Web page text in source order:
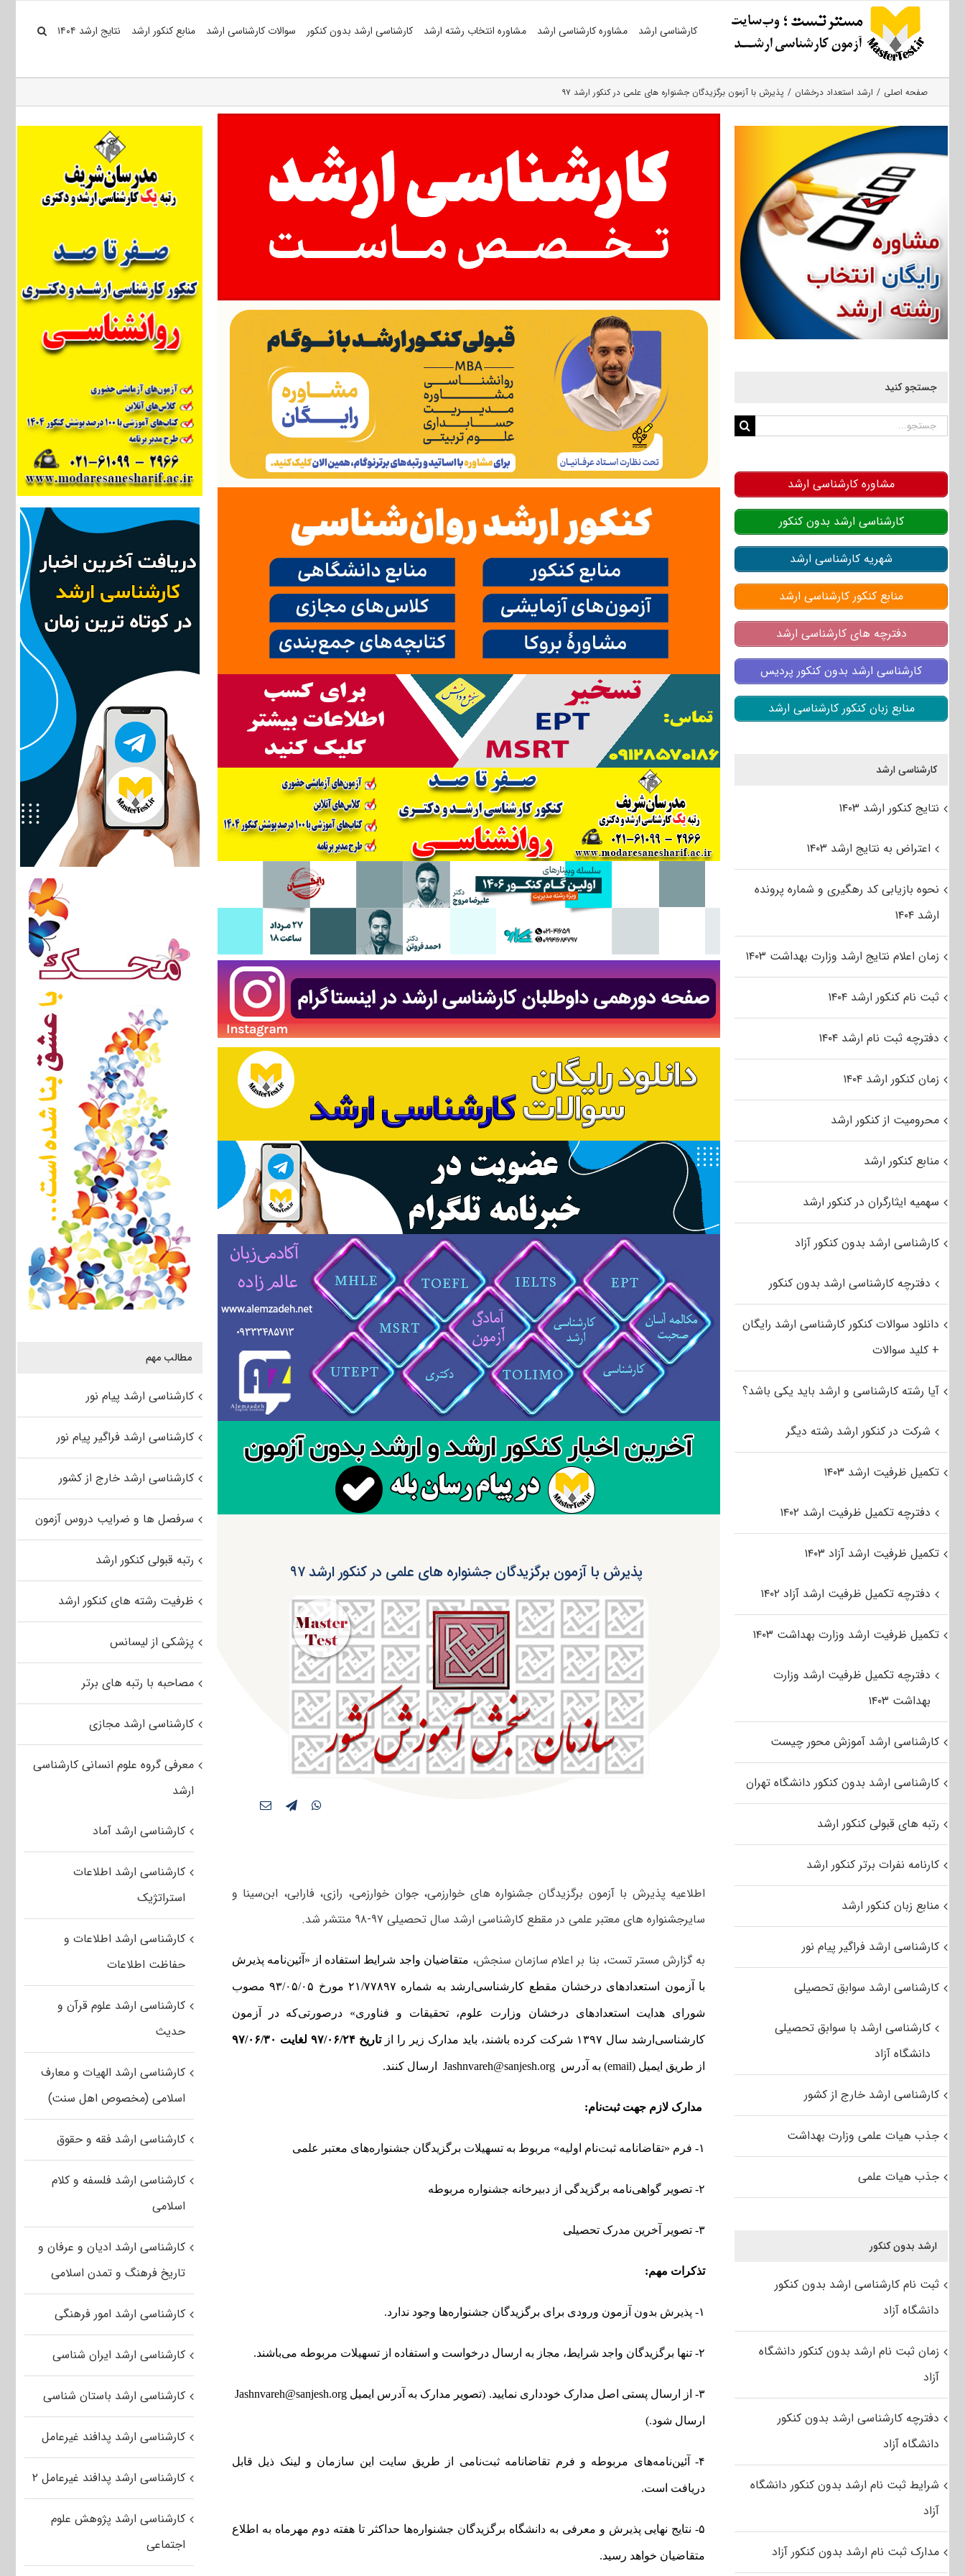
کارشناسی ارشد مشاوره کارشناسی ارشد مشاوره انتخاب رشته ارشد کارشناسی ارشد بدون کنکور سوالات کارشناسی ارشد منابع کنکور ارشد نتایج ارشد ۱۴۰۴
صفحه اصلی ارشد استعداد درخشان پذیرش با آزمون برگزیدگان جشنواره های علمی در کنکور ارشد ۹۷
پذیرش با آزمون برگزیدگان جشنواره های علمی در کنکور ارشد ۹۷
اطلاعیه پذیرش با آزمون برگزیدگان جشنواره‌ های خوارزمی، جوان خوارزمی، رازی، فارابی، ابن‌سینا و
سایرجشنواره های معتبر علمی در مقطع کارشناسی ارشد سال تحصیلی ۹۷-۹۸ منتشر شد.
به گزارش مستر تست، بنا بر اعلام سازمان سنجش، متقاضیان واجد شرایط استفاده از «آئین‌نامه پذیرش
با آزمون استعدادهای درخشان مقطع کارشناسی‌ارشد به شماره ۲۱/۷۷۸۹۷ مورخ ۹۳/۰۵/۰۵ مصوب
شورای هدایت استعدادهای درخشان وزارت علوم، تحقیقات و فناوری» درصورتی‌که در آزمون
کارشناسی‌ارشد سال ۱۳۹۷ شرکت کرده باشند، باید مدارک زیر را از تاریخ ۹۷/۰۶/۲۴ لغایت ۹۷/۰۶/۳۰
از طریق ایمیل (email) به آدرس Jashnvareh@sanjesh.org ارسال کنند.
مدارک لازم جهت ثبت‌نام:
۱- فرم «تقاضانامه ثبت‌نام اولیه» مربوط به تسهیلات برگزیدگان جشنواره‌های معتبر علمی
۲- تصویر گواهی‌نامه برگزیدگی از دبیرخانه جشنواره مربوطه
۳- تصویر آخرین مدرک تحصیلی
تذکرات مهم:
۱- پذیرش بدون آزمون ورودی برای برگزیدگان جشنواره‌ها وجود ندارد.
۲- تنها برگزیدگان واجد شرایط، مجاز به ارسال درخواست و استفاده از تسهیلات مربوطه می‌باشند.
ارسال شود.)
۴- آئین‌نامه‌های مربوطه و فرم تقاضانامه ثبت‌نامی از طریق سایت این سازمان و لینک ذیل قابل
دریافت است.
۵- نتایج نهایی پذیرش و معرفی به دانشگاه برگزیدگان جشنواره‌ها حداکثر تا هفته دوم مهرماه به اطلاع
متقاضیان خواهد رسید.
مطالب مهم
کارشناسی ارشد پیام نور
کارشناسی ارشد فراگیر پیام نور
کارشناسی ارشد خارج از کشور
سرفصل ها و ضرایب دروس آزمون
رتبه قبولی کنکور ارشد
ظرفیت رشته های کنکور ارشد
پزشکی از لیسانس
مصاحبه با رتبه های برتر
کارشناسی ارشد مجازی
معرفی گروه علوم انسانی کارشناسی
ارشد
کارشناسی ارشد آماد
کارشناسی ارشد اطلاعات
استراتژیک
کارشناسی ارشد اطلاعات و
حفاظت اطلاعات
کارشناسی ارشد علوم قرآن و
حدیث
کارشناسی ارشد الهیات و معارف
اسلامی (مخصوص اهل سنت)
کارشناسی ارشد فقه و حقوق
کارشناسی ارشد فلسفه و کلام
اسلامی
کارشناسی ارشد ادیان و عرفان و
تاریخ فرهنگ و تمدن اسلامی
کارشناسی ارشد امور فرهنگی
کارشناسی ارشد ایران شناسی
کارشناسی ارشد باستان شناسی
کارشناسی ارشد پدافند غیرعامل
کارشناسی ارشد پدافند غیرعامل ۲
کارشناسی ارشد پژوهش علوم
اجتماعی
جستجو کنید
جستجو
مشاوره کارشناسی ارشد
کارشناسی ارشد بدون کنکور
شهریه کارشناسی ارشد
منابع کنکور کارشناسی ارشد
دفترچه های کارشناسی ارشد
کارشناسی ارشد بدون کنکور پردیس
منابع زبان کنکور کارشناسی ارشد
کارشناسی ارشد
نتایج کنکور ارشد ۱۴۰۳
اعتراض به نتایج ارشد ۱۴۰۳
نحوه بازیابی کد رهگیری و شماره پرونده
ارشد ۱۴۰۴
زمان اعلام نتایج ارشد وزارت بهداشت ۱۴۰۳
ثبت نام کنکور ارشد ۱۴۰۴
دفترچه ثبت نام ارشد ۱۴۰۴
زمان کنکور ارشد ۱۴۰۴
محرومیت از کنکور ارشد
منابع کنکور ارشد
سهمیه ایثارگران در کنکور ارشد
کارشناسی ارشد بدون کنکور آزاد
دفترچه کارشناسی ارشد بدون کنکور
دانلود سوالات کنکور کارشناسی ارشد رایگان
+ کلید سوالات
آیا رشته کارشناسی و ارشد باید یکی باشد؟
شرکت در کنکور ارشد رشته دیگر
تکمیل ظرفیت ارشد ۱۴۰۳
دفترچه تکمیل ظرفیت ارشد ۱۴۰۲
تکمیل ظرفیت ارشد آزاد ۱۴۰۳
دفترچه تکمیل ظرفیت ارشد آزاد ۱۴۰۲
تکمیل ظرفیت ارشد وزارت بهداشت ۱۴۰۳
دفترچه تکمیل ظرفیت ارشد وزارت
بهداشت ۱۴۰۳
کارشناسی ارشد آموزش محور چیست
کارشناسی ارشد بدون کنکور دانشگاه تهران
رتبه های قبولی کنکور ارشد
کارنامه نفرات برتر کنکور ارشد
منابع زبان کنکور ارشد
کارشناسی ارشد فراگیر پیام نور
کارشناسی ارشد سوابق تحصیلی
کارشناسی ارشد با سوابق تحصیلی
دانشگاه آزاد
کارشناسی ارشد خارج از کشور
جذب هیات علمی وزارت بهداشت
جذب هیات علمی
ارشد بدون کنکور
ثبت نام کارشناسی ارشد بدون کنکور
دانشگاه آزاد
زمان ثبت نام ارشد بدون کنکور دانشگاه
آزاد
دفترچه کارشناسی ارشد بدون کنکور
دانشگاه آزاد
شرایط ثبت نام ارشد بدون کنکور دانشگاه
آزاد
مدارک ثبت نام ارشد بدون کنکور آزاد